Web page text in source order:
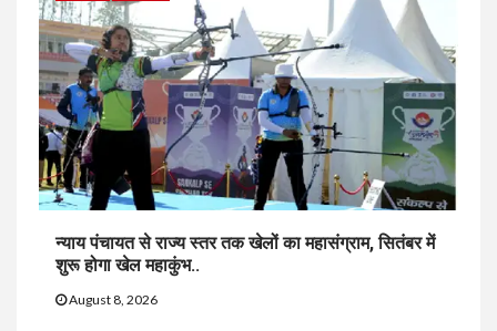
न्याय पंचायत से राज्य स्तर तक खेलों का महासंग्राम, सितंबर में
शुरू होगा खेल महाकुंभ..
August 8, 2026